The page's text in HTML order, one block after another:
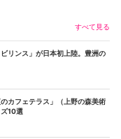
すべて見る
リンス」が日本初上陸。豊洲の
カフェテラス」（上野の森美術
10選